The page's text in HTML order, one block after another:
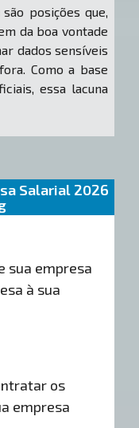
posições que,
da boa vontade
dados sensíveis
Como a base
essa lacuna
Salarial 2026
sua empresa
à sua
os
empresa